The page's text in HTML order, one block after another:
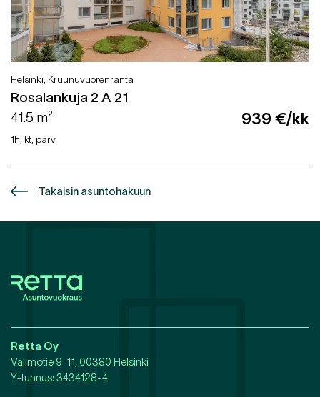
Helsinki, Kruunuvuorenranta
Rosalankuja 2 A 21
41.5 m²
939 €/kk
1h, kt, parv
Takaisin asuntohakuun
Retta Oy
Valimotie 9-11, 00380 Helsinki
Y-tunnus: 3434128-4